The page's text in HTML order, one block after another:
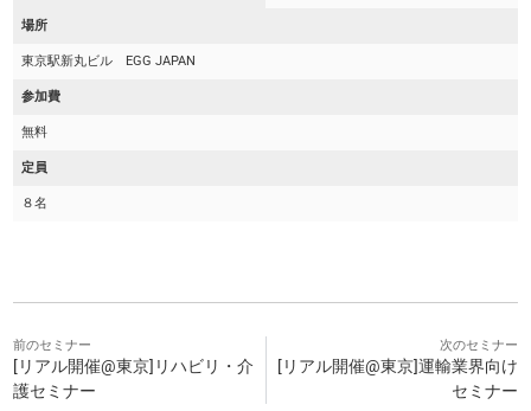
場所
東京駅新丸ビル EGG JAPAN
参加費
無料
定員
８名
前のセミナー
[リアル開催@東京]リハビリ・介
護セミナー
次のセミナー
[リアル開催@東京]運輸業界向け
セミナー